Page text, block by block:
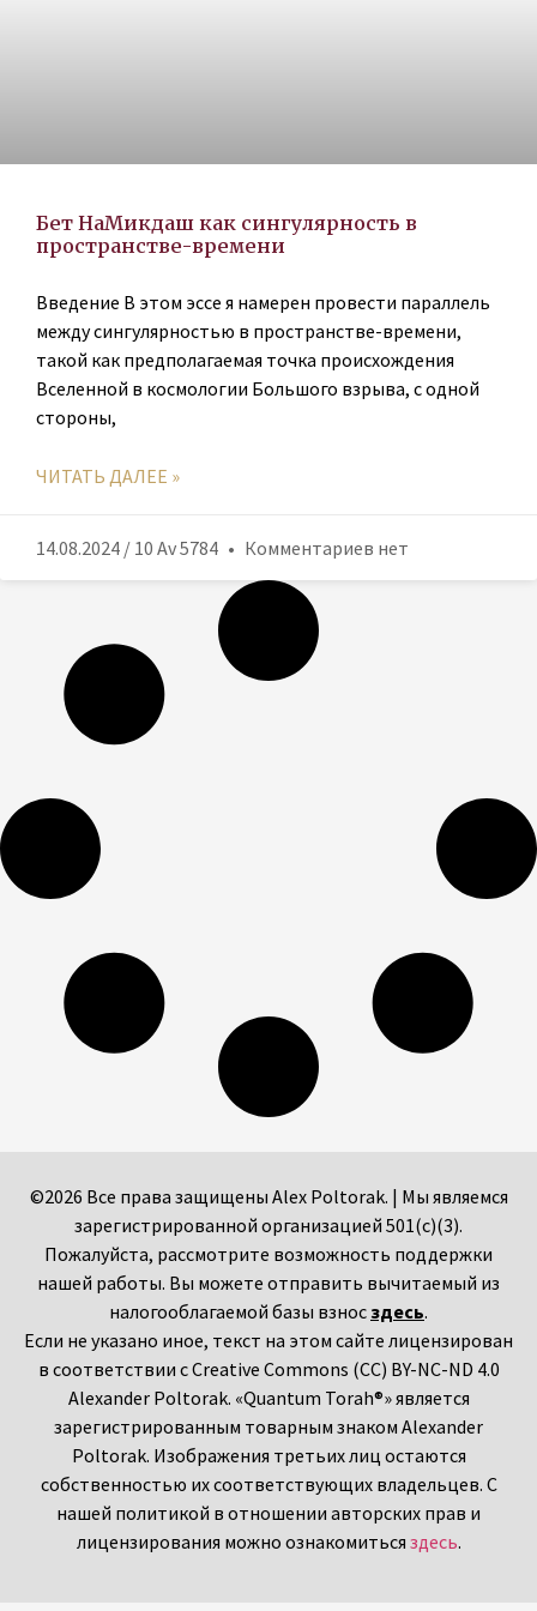
Бет HaМикдаш как сингулярность в
пространстве-времени
Введение В этом эссе я намерен провести параллель
между сингулярностью в пространстве-времени,
такой как предполагаемая точка происхождения
Вселенной в космологии Большого взрыва, с одной
стороны,
ЧИТАТЬ ДАЛЕЕ »
14.08.2024 / 10 Av 5784 Комментариев нет
©2026 Все права защищены Alex Poltorak. | Мы являемся
зарегистрированной организацией 501(c)(3).
Пожалуйста, рассмотрите возможность поддержки
нашей работы. Вы можете отправить вычитаемый из
налогооблагаемой базы взнос здесь.
Если не указано иное, текст на этом сайте лицензирован
в соответствии с Creative Commons (CC) BY-NC-ND 4.0
Alexander Poltorak. «Quantum Torah®» является
зарегистрированным товарным знаком Alexander
Poltorak. Изображения третьих лиц остаются
собственностью их соответствующих владельцев. С
нашей политикой в отношении авторских прав и
лицензирования можно ознакомиться здесь.